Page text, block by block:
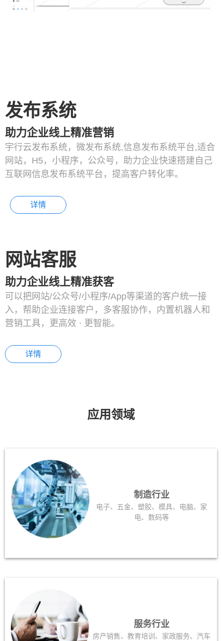
发布系统
助力企业线上精准营销
宇行云发布系统，微发布系统,信息发布系统平台,适合
网站，H5，小程序，公众号，助力企业快速搭建自己
互联网信息发布系统平台，提高客户转化率。
详情
网站客服
助力企业线上精准获客
可以把网站/公众号/小程序/App等渠道的客户统一接
入，帮助企业连接客户，多客服协作，内置机器人和
营销工具，更高效 · 更智能。
详情
应用领域
制造行业
电子、五金、塑胶、模具、电脑、家
电、数码等
服务行业
房产销售、教育培训、家政服务、汽车